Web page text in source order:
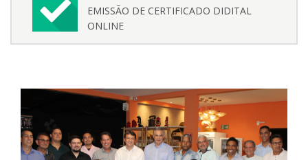
EMISSÃO DE CERTIFICADO DIDITAL
ONLINE